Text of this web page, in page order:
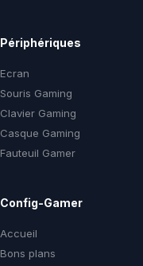
Périphériques
Ecran
Souris Gaming
Clavier Gaming
Casque Gaming
Fauteuil Gamer
Config-Gamer
Accueil
Bons plans